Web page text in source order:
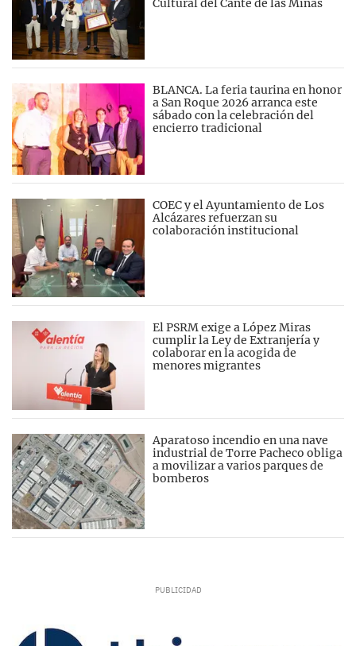
Cultural del Cante de las Minas
BLANCA. La feria taurina en honor
a San Roque 2026 arranca este
sábado con la celebración del
encierro tradicional
COEC y el Ayuntamiento de Los
Alcázares refuerzan su
colaboración institucional
El PSRM exige a López Miras
cumplir la Ley de Extranjería y
colaborar en la acogida de
menores migrantes
Aparatoso incendio en una nave
industrial de Torre Pacheco obliga
a movilizar a varios parques de
bomberos